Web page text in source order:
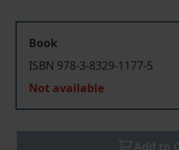
Book
ISBN 978-3-8329-1177-5
Not available